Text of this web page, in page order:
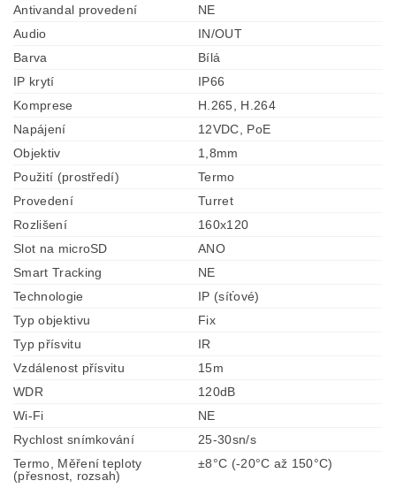
Antivandal provedení
NE
Audio
IN/OUT
Barva
Bílá
IP krytí
IP66
Komprese
H.265, H.264
Napájení
12VDC, PoE
Objektiv
1,8mm
Použití (prostředí)
Termo
Provedení
Turret
Rozlišení
160x120
Slot na microSD
ANO
Smart Tracking
NE
Technologie
IP (síťové)
Typ objektivu
Fix
Typ přísvitu
IR
Vzdálenost přísvitu
15m
WDR
120dB
Wi-Fi
NE
Rychlost snímkování
25-30sn/s
Termo, Měření teploty
(přesnost, rozsah)
±8°C (-20°C až 150°C)